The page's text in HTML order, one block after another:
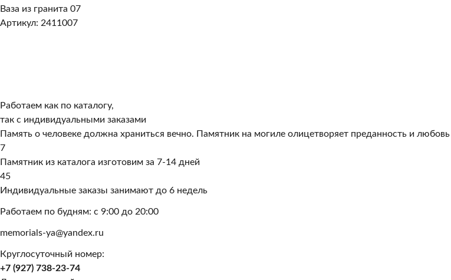
Ваза из гранита 07
Артикул: 2411007
Работаем как по каталогу,
так с индивидуальными заказами
Память о человеке должна храниться вечно. Памятник на могиле олицетворяет преданность и
7
Памятник из каталога изготовим за 7-14 дней
45
Индивидуальные заказы занимают до 6 недель
Работаем по будням: с 9:00 до 20:00
memorials-ya@yandex.ru
Круглосуточный номер:
+7 (927) 738-23-74